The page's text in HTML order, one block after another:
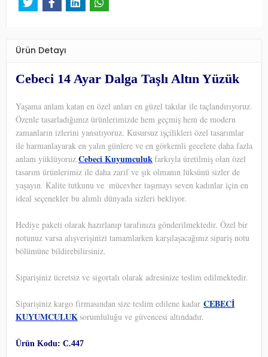
Ürün Detayı
Cebeci 14 Ayar Dalga Taşlı Altın Yüzük
Yaşama anlam katan en özel anları en güzel takılar ile taçlandırıyoruz.
Özenle tasarladığımız ürünlerimizde hem geçmiş hem de modern
zamanların izlerini yansıtıyoruz. Kusursuz işçilikleri özel tasarımlar
ile harmanlayarak en yalın günlere ve en görkemli gecelere daha fazla
anlam yüklüyoruz.Cebeci Kuyumculukfarkıyla üretilmiş olan özel
tasarım ürünlerimiz ile daha zarif ve şık olmanın lüksünü sizler de
yaşayın. Kalite tutkunu ve mücevher taşımayı seven kadınlar için en
ideal seçenekler bu alımlı dünyada sizleri bekliyor.
Hediye paketi olarak hazırlanıp tarafınıza gönderilmektedir. Özel bir
notunuz varsa alışverişinizi tamamlarken karşılaşacağınız sipariş notu
bölümüne bildirebilirsiniz.
Siparişiniz ücretsiz ve sigortalı olarak adresinize teslim edilmektedir.
Siparişiniz kargo firmasından size teslim edilene kadar CEBECİ
KUYUMCULUKsorumluluğu ve güvencesi altındadır.
Ürün Kodu: C.447